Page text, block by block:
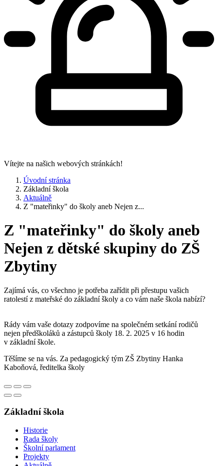
Vítejte na našich webových stránkách!
Úvodní stránka
Základní škola
Aktuálně
Z "mateřinky" do školy aneb Nejen z...
Z "mateřinky" do školy aneb
Nejen z dětské skupiny do ZŠ
Zbytiny
Zajímá vás, co všechno je potřeba zařídit při přestupu vašich
ratolestí z mateřské do základní školy a co vám naše škola nabízí?
Rády vám vaše dotazy zodpovíme na společném setkání rodičů
nejen předškoláků a zástupců školy 18. 2. 2025 v 16 hodin
v základní škole.
Těšíme se na vás. Za pedagogický tým ZŠ Zbytiny Hanka
Kaboňová, ředitelka školy
Základní škola
Historie
Rada školy
Školní parlament
Projekty